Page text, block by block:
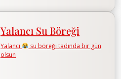
Yalancı Su Böreği
Yalancı
su böreği tadında bir gün
olsun